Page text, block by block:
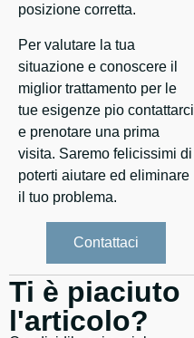
posizione corretta.
Per valutare la tua
situazione e conoscere il
miglior trattamento per le
tue esigenze pio contattarci
e prenotare una prima
visita. Saremo felicissimi di
poterti aiutare ed eliminare
il tuo problema.
Contattaci
Ti è piaciuto
l'articolo?